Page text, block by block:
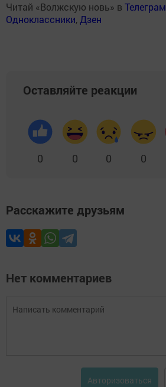
Читай «Волжскую новь» в Телеграм
Одноклассники,Дзен
Оставляйте реакции
0 0 0 0
Расскажите друзьям
Нет комментариев
Авторизоваться